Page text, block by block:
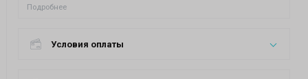
Подробнее
Условия оплаты